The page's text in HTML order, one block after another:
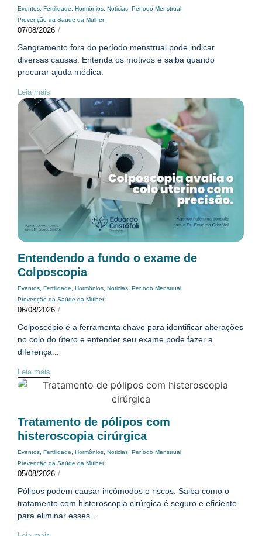
Eventos Fertilidade Hormônios Noticias Período Menstrual
Prevenção da Saúde da Mulher
07/08/2026 /
Sangramento fora do período menstrual pode indicar
diversas causas. Entenda os motivos e saiba quando
procurar ajuda médica.
Leia mais
Entendendo a fundo o exame de
Colposcopia
Eventos Fertilidade Hormônios Noticias Período Menstrual
Prevenção da Saúde da Mulher
06/08/2026 /
Colposcópio é a ferramenta chave para identificar alterações
no colo do útero e entender seu exame pode fazer a
diferença...
Leia mais
Tratamento de pólipos com
histeroscopia cirúrgica
Eventos Fertilidade Hormônios Noticias Período Menstrual
Prevenção da Saúde da Mulher
05/08/2026 /
Pólipos podem causar incômodos e riscos. Saiba como o
tratamento com histeroscopia cirúrgica é seguro e eficiente
para eliminar esses...